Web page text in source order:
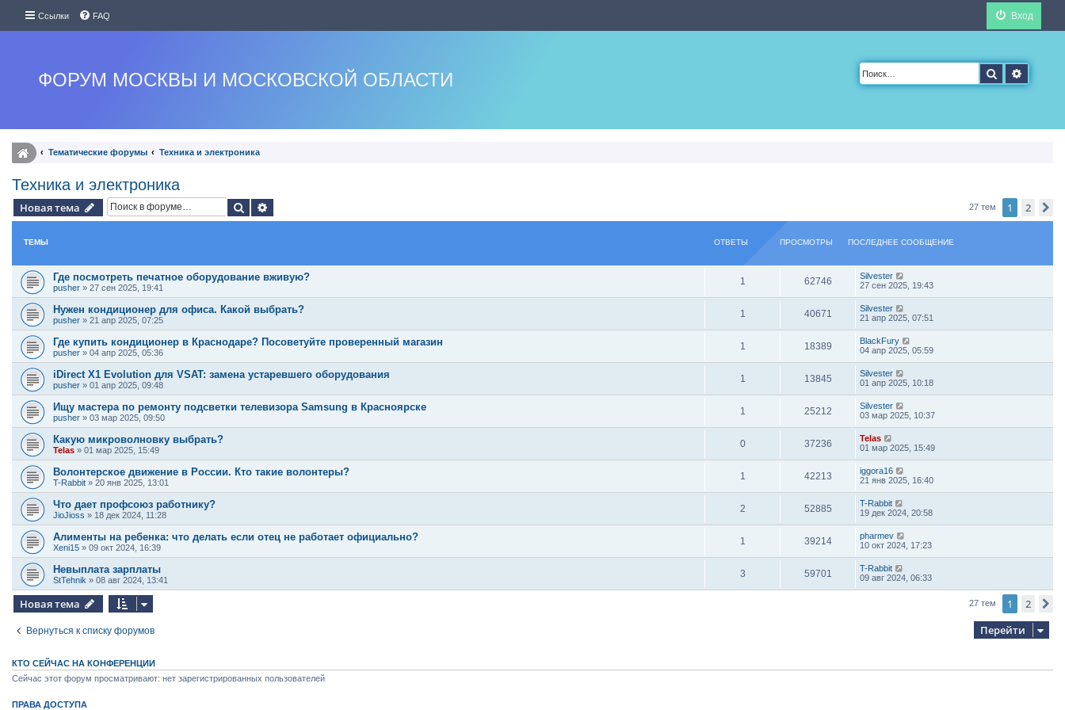
Ссылки FAQ Вход
ФОРУМ МОСКВЫ И МОСКОВСКОЙ ОБЛАСТИ Поиск
Тематические форумы Техника и электроника
Техника и электроника
Новая тема Поиск 27 тем 1 2
ТЕМЫ ОТВЕТЫ ПРОСМОТРЫ ПОСЛЕДНЕЕ СООБЩЕНИЕ
Где посмотреть печатное оборудование вживую?
pusher » 27 сен 2025, 19:41
1 62746
Silvester
27 сен 2025, 19:43
Нужен кондиционер для офиса. Какой выбрать?
pusher » 21 апр 2025, 07:25
1 40671
Silvester
21 апр 2025, 07:51
Где купить кондиционер в Краснодаре? Посоветуйте проверенный магазин
pusher » 04 апр 2025, 05:36
1 18389
BlackFury
04 апр 2025, 05:59
iDirect X1 Evolution для VSAT: замена устаревшего оборудования
pusher » 01 апр 2025, 09:48
1 13845
Silvester
01 апр 2025, 10:18
Ищу мастера по ремонту подсветки телевизора Samsung в Красноярске
pusher » 03 мар 2025, 09:50
1 25212
Silvester
03 мар 2025, 10:37
Какую микроволновку выбрать?
Telas » 01 мар 2025, 15:49
0 37236
Telas
01 мар 2025, 15:49
Волонтерское движение в России. Кто такие волонтеры?
T-Rabbit » 20 янв 2025, 13:01
1 42213
iggora16
21 янв 2025, 16:40
Что дает профсоюз работнику?
JioJioss » 18 дек 2024, 11:28
2 52885
T-Rabbit
19 дек 2024, 20:58
Алименты на ребенка: что делать если отец не работает официально?
Xeni15 » 09 окт 2024, 16:39
1 39214
pharmev
10 окт 2024, 17:23
Невыплата зарплаты
StTehnik » 08 авг 2024, 13:41
3 59701
T-Rabbit
09 авг 2024, 06:33
Новая тема 27 тем 1 2
Вернуться к списку форумов Перейти
КТО СЕЙЧАС НА КОНФЕРЕНЦИИ
Сейчас этот форум просматривают: нет зарегистрированных пользователей
ПРАВА ДОСТУПА